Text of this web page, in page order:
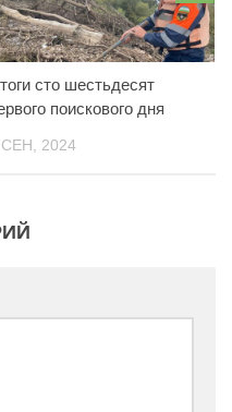
сто шестьдесят
поискового дня
СЕН, 2024